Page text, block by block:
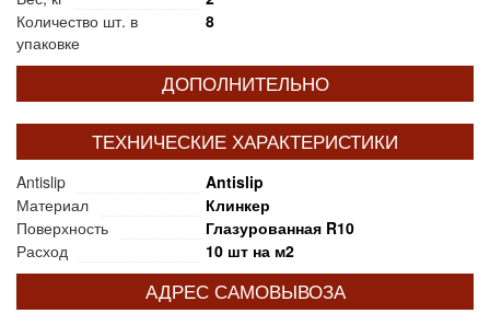
Количество шт. в
упаковке
8
ДОПОЛНИТЕЛЬНО
ТЕХНИЧЕСКИЕ ХАРАКТЕРИСТИКИ
Antislip
Antislip
Материал
Клинкер
Поверхность
Глазурованная R10
Расход
10 шт на м2
АДРЕС САМОВЫВОЗА